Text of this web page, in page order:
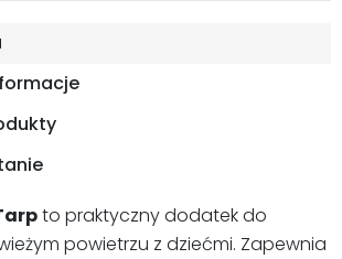
to praktyczny dodatek do
powietrzu z dziećmi. Zapewnia